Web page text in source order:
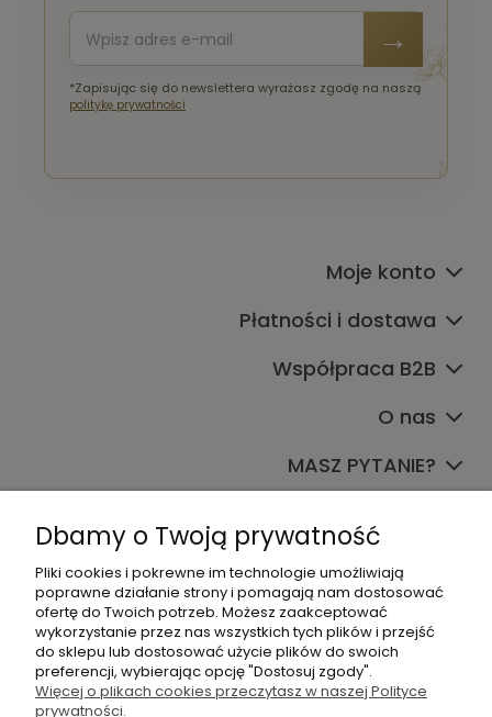
*Zapisując się do newslettera wyrażasz zgodę na naszą
politykę prywatności
Moje konto
Płatności i dostawa
Współpraca B2B
O nas
MASZ PYTANIE?
+48 570 367 989
Dbamy o Twoją prywatność
Pliki cookies i pokrewne im technologie umożliwiają
poprawne działanie strony i pomagają nam dostosować
ofertę do Twoich potrzeb. Możesz zaakceptować
wykorzystanie przez nas wszystkich tych plików i przejść
do sklepu lub dostosować użycie plików do swoich
preferencji, wybierając opcję "Dostosuj zgody".
Więcej o plikach cookies przeczytasz w naszej Polityce
prywatności.